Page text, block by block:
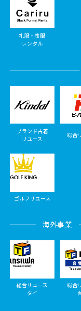
礼服・喪服
レンタル
ブランド古着
リユース
総合
ゴルフリユース
海外事業
総合リユース
タイ
総合